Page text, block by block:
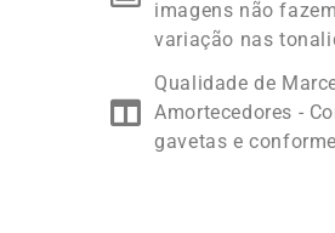
imagens não
variação nas
Qualidade de
Amortecedores -
gavetas e